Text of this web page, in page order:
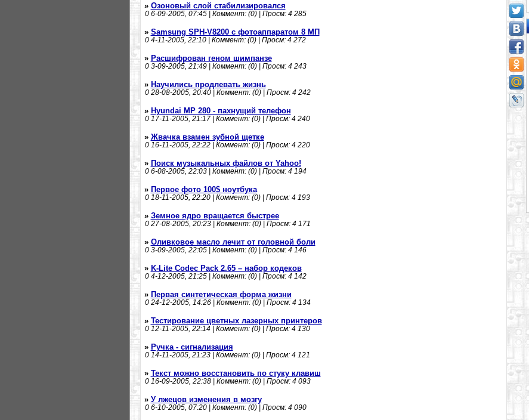
» Озоновый слой стабилизировался
06-09-2005, 07:45 | Коммент: (0) | Просм: 4 285
» Samsung SPH-V8200 с фотоаппаратом 8 МП
04-11-2005, 22:10 | Коммент: (0) | Просм: 4 272
» Расшифрован геном шимпанзе
03-09-2005, 21:49 | Коммент: (0) | Просм: 4 243
» Научились продлевать жизнь
028-08-2005, 20:40 | Коммент: (0) | Просм: 4 242
» Hyundai MP 280 - пахнущий телефон
017-11-2005, 21:17 | Коммент: (0) | Просм: 4 240
» Жвачка взамен зубной щетке
016-11-2005, 22:22 | Коммент: (0) | Просм: 4 220
» Поиск музыкальных файлов от Yahoo!
06-08-2005, 22:03 | Коммент: (0) | Просм: 4 194
» Первое фото 100$ ноутбука
018-11-2005, 22:20 | Коммент: (0) | Просм: 4 193
» Земное ядро вращается быстрее
027-08-2005, 20:23 | Коммент: (0) | Просм: 4 171
» Оливковое масло лечит от головной боли
03-09-2005, 22:05 | Коммент: (0) | Просм: 4 146
» K-Lite Codec Pack 2.65 – набор кодеков
04-12-2005, 21:25 | Коммент: (0) | Просм: 4 142
» Первая синтетическая форма жизни
024-12-2005, 14:26 | Коммент: (0) | Просм: 4 134
» Тестирование цветных лазерных принтеров
012-11-2005, 22:14 | Коммент: (0) | Просм: 4 130
» Ручка - сигнализация
014-11-2005, 21:23 | Коммент: (0) | Просм: 4 121
» Текст можно восстановить по стуку клавиш
016-09-2005, 22:38 | Коммент: (0) | Просм: 4 093
» У лжецов изменения в мозгу
06-10-2005, 07:20 | Коммент: (0) | Просм: 4 090